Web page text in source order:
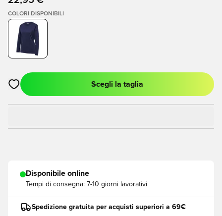
COLORI DISPONIBILI
Apre una finestra modale per accedere o registrarsi come
Scegli la taglia
Disponibile online
Tempi di consegna: 7-10 giorni lavorativi
Spedizione gratuita per acquisti superiori a 69€